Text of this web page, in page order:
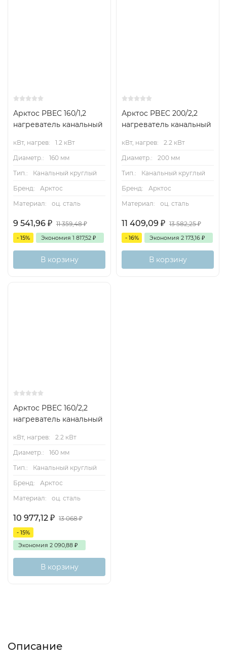
Арктос PBEC 160/1,2
нагреватель канальный
кВт, нагрев:
1.2 кВт
Диаметр.:
160 мм
Тип.:
Канальный круглый
Бренд:
Арктос
Материал:
оц. сталь
9 541,96 ₽ 11 359,48₽
- 15% Экономия 1 817,52 ₽
В корзину
Арктос PBEC 200/2,2
нагреватель канальный
кВт, нагрев:
2.2 кВт
Диаметр.:
200 мм
Тип.:
Канальный круглый
Бренд:
Арктос
Материал:
оц. сталь
11 409,09 ₽ 13 582,25₽
- 16% Экономия 2 173,16 ₽
В корзину
Арктос PBEC 160/2,2
нагреватель канальный
кВт, нагрев:
2.2 кВт
Диаметр.:
160 мм
Тип.:
Канальный круглый
Бренд:
Арктос
Материал:
оц. сталь
10 977,12 ₽ 13 068₽
- 15%
Экономия 2 090,88 ₽
В корзину
Описание